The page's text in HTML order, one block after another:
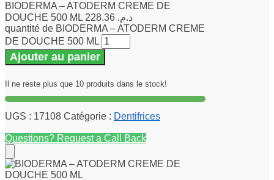
BIODERMA – ATODERM CREME DE
DOUCHE 500 ML
د.م.
quantité de BIODERMA – ATODERM CREME
DE DOUCHE 500 ML
Ajouter au panier
Il ne reste plus que 10 produits dans le stock!
UGS : 17108 Catégorie : Dentifrices
Questions? Request a Call Back